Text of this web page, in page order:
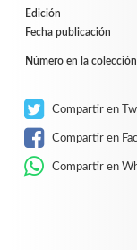
Edición
Fecha publicación
Número en la colección
Compartir en
Compartir en
Compartir en